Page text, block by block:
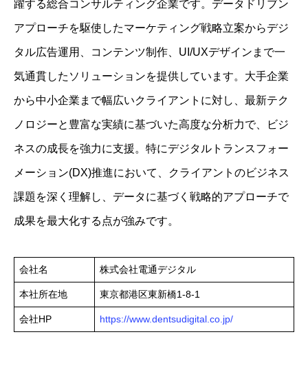
躍する総合コンサルティング企業です。データドリブン
アプローチを駆使したマーケティング戦略立案からデジ
タル広告運用、コンテンツ制作、UI/UXデザインまで一
気通貫したソリューションを提供しています。大手企業
から中小企業まで幅広いクライアントに対し、最新テク
ノロジーと豊富な実績に基づいた高度な分析力で、ビジ
ネスの成長を強力に支援。特にデジタルトランスフォー
メーション(DX)推進において、クライアントのビジネス
課題を深く理解し、データに基づく戦略的アプローチで
成果を最大化する点が強みです。
会社名 株式会社電通デジタル
本社所在地 東京都港区東新橋1-8-1
会社HP https://www.dentsudigital.co.jp/